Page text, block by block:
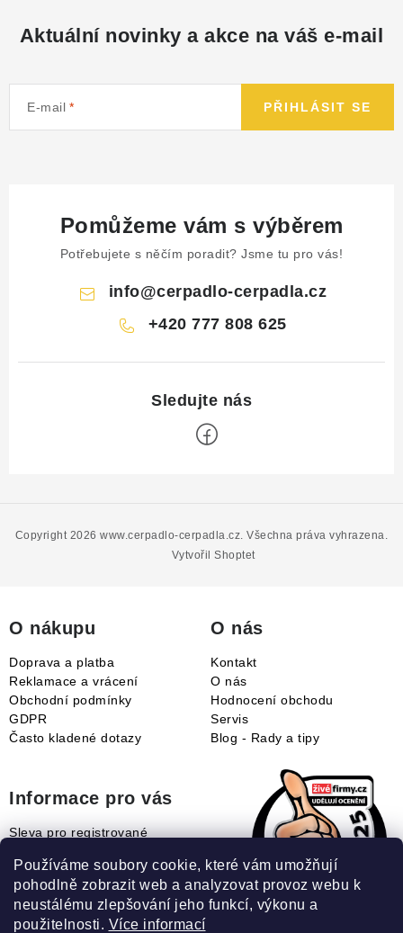
Používáme soubory cookie, které vám umožňují
pohodlně zobrazit web a analyzovat provoz webu k
neustálému zlepšování jeho funkcí, výkonu a
použitelnosti. Více informací
Aktuální novinky a akce na váš e-mail
E-mail PŘIHLÁSIT SE
Pomůžeme vám s výběrem
Potřebujete s něčím poradit? Jsme tu pro vás!
info@cerpadlo-cerpadla.cz
+420 777 808 625
Vytvořil Shoptet
Copyright 2026www.cerpadlo-cerpadla.cz. Všechna práva vyhrazena.
O nákupu
Doprava a platba
Reklamace a vrácení
Obchodní podmínky
GDPR
Často kladené dotazy
O nás
Kontakt
O nás
Hodnocení obchodu
Servis
Blog - Rady a tipy
Informace pro vás
Sleva pro registrované
Jak uplatnit slevový kupón?
Jak nakupovat?
Slovník pojmů